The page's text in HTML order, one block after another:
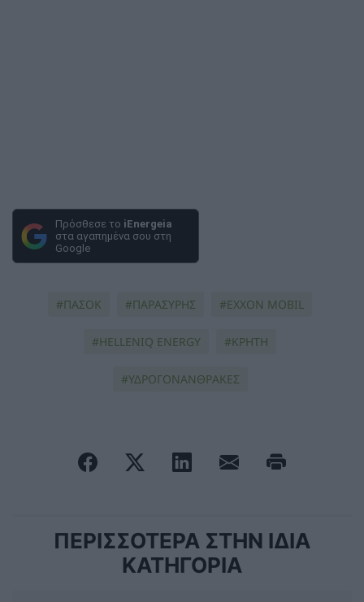
Πρόσθεσε το iEnergeia
στα αγαπημένα σου στη
Google
ΠΑΣΟΚ ΠΑΡΑΣΥΡΗΣ EXXON MOBIL
HELLENIQ ENERGY ΚΡΗΤΗ
ΥΔΡΟΓΟΝΑΝΘΡΑΚΕΣ
ΠΕΡΙΣΣΟΤΕΡΑ ΣΤΗΝ ΙΔΙΑ
ΚΑΤΗΓΟΡΙΑ